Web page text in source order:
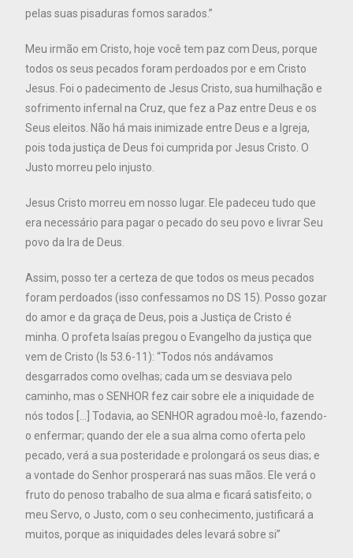
pelas suas pisaduras fomos sarados.”
Meu irmão em Cristo, hoje você tem paz com Deus, porque
todos os seus pecados foram perdoados por e em Cristo
Jesus. Foi o padecimento de Jesus Cristo, sua humilhação e
sofrimento infernal na Cruz, que fez a Paz entre Deus e os
Seus eleitos. Não há mais inimizade entre Deus e a Igreja,
pois toda justiça de Deus foi cumprida por Jesus Cristo. O
Justo morreu pelo injusto.
Jesus Cristo morreu em nosso lugar. Ele padeceu tudo que
era necessário para pagar o pecado do seu povo e livrar Seu
povo da Ira de Deus.
Assim, posso ter a certeza de que todos os meus pecados
foram perdoados (isso confessamos no DS 15). Posso gozar
do amor e da graça de Deus, pois a Justiça de Cristo é
minha. O profeta Isaías pregou o Evangelho da justiça que
vem de Cristo (Is 53.6-11): “Todos nós andávamos
desgarrados como ovelhas; cada um se desviava pelo
caminho, mas o SENHOR fez cair sobre ele a iniquidade de
nós todos […] Todavia, ao SENHOR agradou moê-lo, fazendo-
o enfermar; quando der ele a sua alma como oferta pelo
pecado, verá a sua posteridade e prolongará os seus dias; e
a vontade do Senhor prosperará nas suas mãos. Ele verá o
fruto do penoso trabalho de sua alma e ficará satisfeito; o
meu Servo, o Justo, com o seu conhecimento, justificará a
muitos, porque as iniquidades deles levará sobre si”